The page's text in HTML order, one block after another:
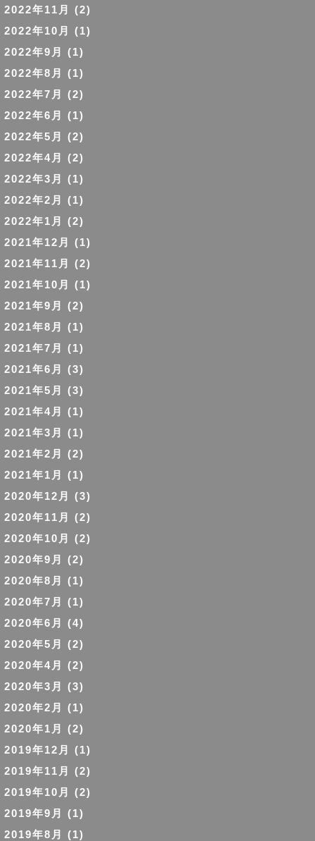
2022年11月
(2)
2022年10月
(1)
2022年9月
(1)
2022年8月
(1)
2022年7月
(2)
2022年6月
(1)
2022年5月
(2)
2022年4月
(2)
2022年3月
(1)
2022年2月
(1)
2022年1月
(2)
2021年12月
(1)
2021年11月
(2)
2021年10月
(1)
2021年9月
(2)
2021年8月
(1)
2021年7月
(1)
2021年6月
(3)
2021年5月
(3)
2021年4月
(1)
2021年3月
(1)
2021年2月
(2)
2021年1月
(1)
2020年12月
(3)
2020年11月
(2)
2020年10月
(2)
2020年9月
(2)
2020年8月
(1)
2020年7月
(1)
2020年6月
(4)
2020年5月
(2)
2020年4月
(2)
2020年3月
(3)
2020年2月
(1)
2020年1月
(2)
2019年12月
(1)
2019年11月
(2)
2019年10月
(2)
2019年9月
(1)
2019年8月
(1)